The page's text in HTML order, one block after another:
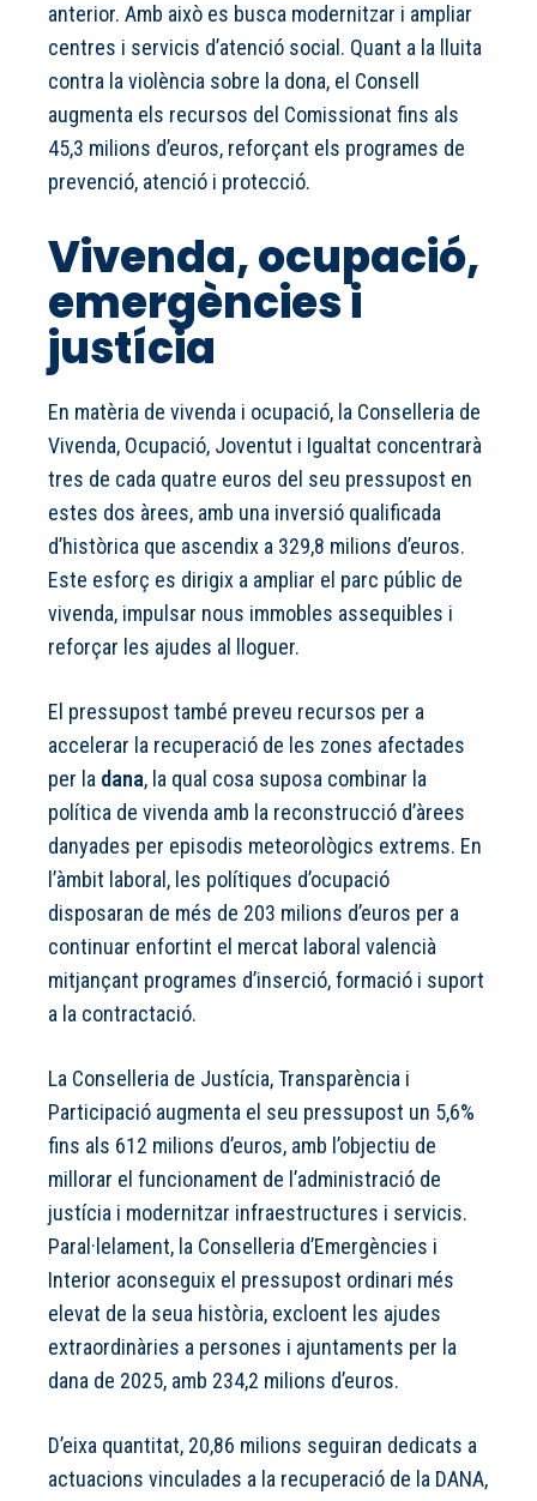
anterior. Amb això es busca modernitzar i ampliar
centres i servicis d’atenció social. Quant a la lluita
contra la violència sobre la dona, el Consell
augmenta els recursos del Comissionat fins als
45,3 milions d’euros, reforçant els programes de
prevenció, atenció i protecció.
Vivenda, ocupació,
emergències i
justícia
En matèria de vivenda i ocupació, la Conselleria de
Vivenda, Ocupació, Joventut i Igualtat concentrarà
tres de cada quatre euros del seu pressupost en
estes dos àrees, amb una inversió qualificada
d’històrica que ascendix a 329,8 milions d’euros.
Este esforç es dirigix a ampliar el parc públic de
vivenda, impulsar nous immobles assequibles i
reforçar les ajudes al lloguer.
El pressupost també preveu recursos per a
accelerar la recuperació de les zones afectades
per la dana, la qual cosa suposa combinar la
política de vivenda amb la reconstrucció d’àrees
danyades per episodis meteorològics extrems. En
l’àmbit laboral, les polítiques d’ocupació
disposaran de més de 203 milions d’euros per a
continuar enfortint el mercat laboral valencià
mitjançant programes d’inserció, formació i suport
a la contractació.
La Conselleria de Justícia, Transparència i
Participació augmenta el seu pressupost un 5,6%
fins als 612 milions d’euros, amb l’objectiu de
millorar el funcionament de l’administració de
justícia i modernitzar infraestructures i servicis.
Paral·lelament, la Conselleria d’Emergències i
Interior aconseguix el pressupost ordinari més
elevat de la seua història, excloent les ajudes
extraordinàries a persones i ajuntaments per la
dana de 2025, amb 234,2 milions d’euros.
D’eixa quantitat, 20,86 milions seguiran dedicats a
actuacions vinculades a la recuperació de la DANA,